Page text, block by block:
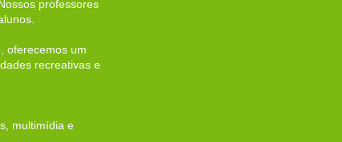
professores
oferecemos um
recreativas e
multimídia e